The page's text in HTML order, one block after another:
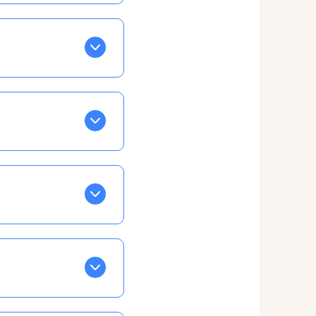
Tapez sur celle
EN VERT
la semaine, mais
ainsi vous
taux horaire
confirmations par
ce qui ne vous
à cet effet